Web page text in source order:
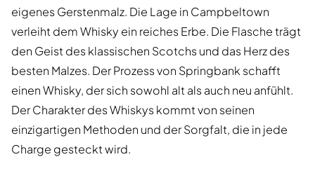
eigenes Gerstenmalz. Die Lage in Campbeltown
verleiht dem Whisky ein reiches Erbe. Die Flasche trägt
den Geist des klassischen Scotchs und das Herz des
besten Malzes. Der Prozess von Springbank schafft
einen Whisky, der sich sowohl alt als auch neu anfühlt.
Der Charakter des Whiskys kommt von seinen
einzigartigen Methoden und der Sorgfalt, die in jede
Charge gesteckt wird.